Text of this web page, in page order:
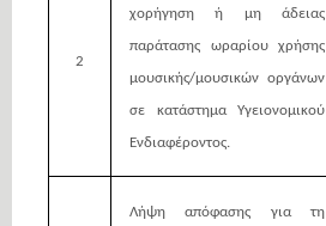
2
χορήγηση ή μη άδειας
παράτασης ωραρίου χρήσης
μουσικής/μουσικών οργάνων
σε κατάστημα Υγειονομικού
Ενδιαφέροντος.
Λήψη απόφασης για τη